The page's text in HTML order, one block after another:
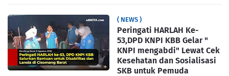
( NEWS )
Peringati HARLAH Ke-
53,DPD KNPI KBB Gelar "
KNPI mengabdi" Lewat Cek
Kesehatan dan Sosialisasi
SKB untuk Pemuda